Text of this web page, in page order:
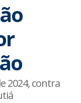
2024, contra